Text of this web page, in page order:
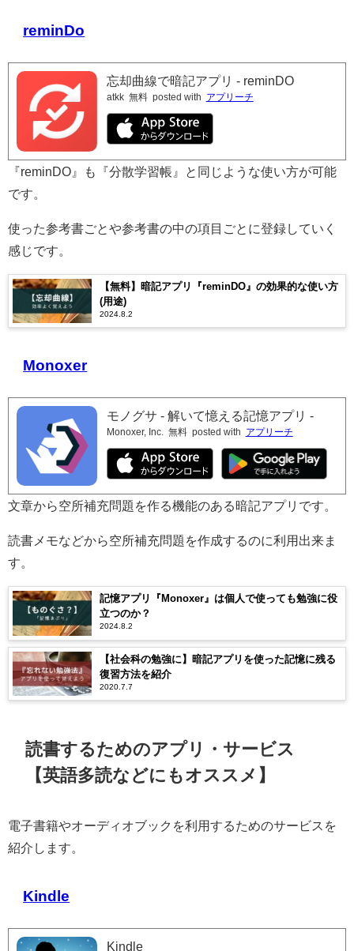
reminDo
忘却曲線で暗記アプリ - reminDO
atkk 無料 posted with アプリーチ
『reminDO』も『分散学習帳』と同じような使い方が可能
です。
使った参考書ごとや参考書の中の項目ごとに登録していく
感じです。
【無料】暗記アプリ『reminDO』の効果的な使い方
(用途)
2024.8.2
Monoxer
モノグサ - 解いて憶える記憶アプリ -
Monoxer, Inc. 無料 posted with アプリーチ
文章から空所補充問題を作る機能のある暗記アプリです。
読書メモなどから空所補充問題を作成するのに利用出来ま
す。
記憶アプリ『Monoxer』は個人で使っても勉強に役
立つのか？
2024.8.2
【社会科の勉強に】暗記アプリを使った記憶に残る
復習方法を紹介
2020.7.7
読書するためのアプリ・サービス
【英語多読などにもオススメ】
電子書籍やオーディオブックを利用するためのサービスを
紹介します。
Kindle
Kindle